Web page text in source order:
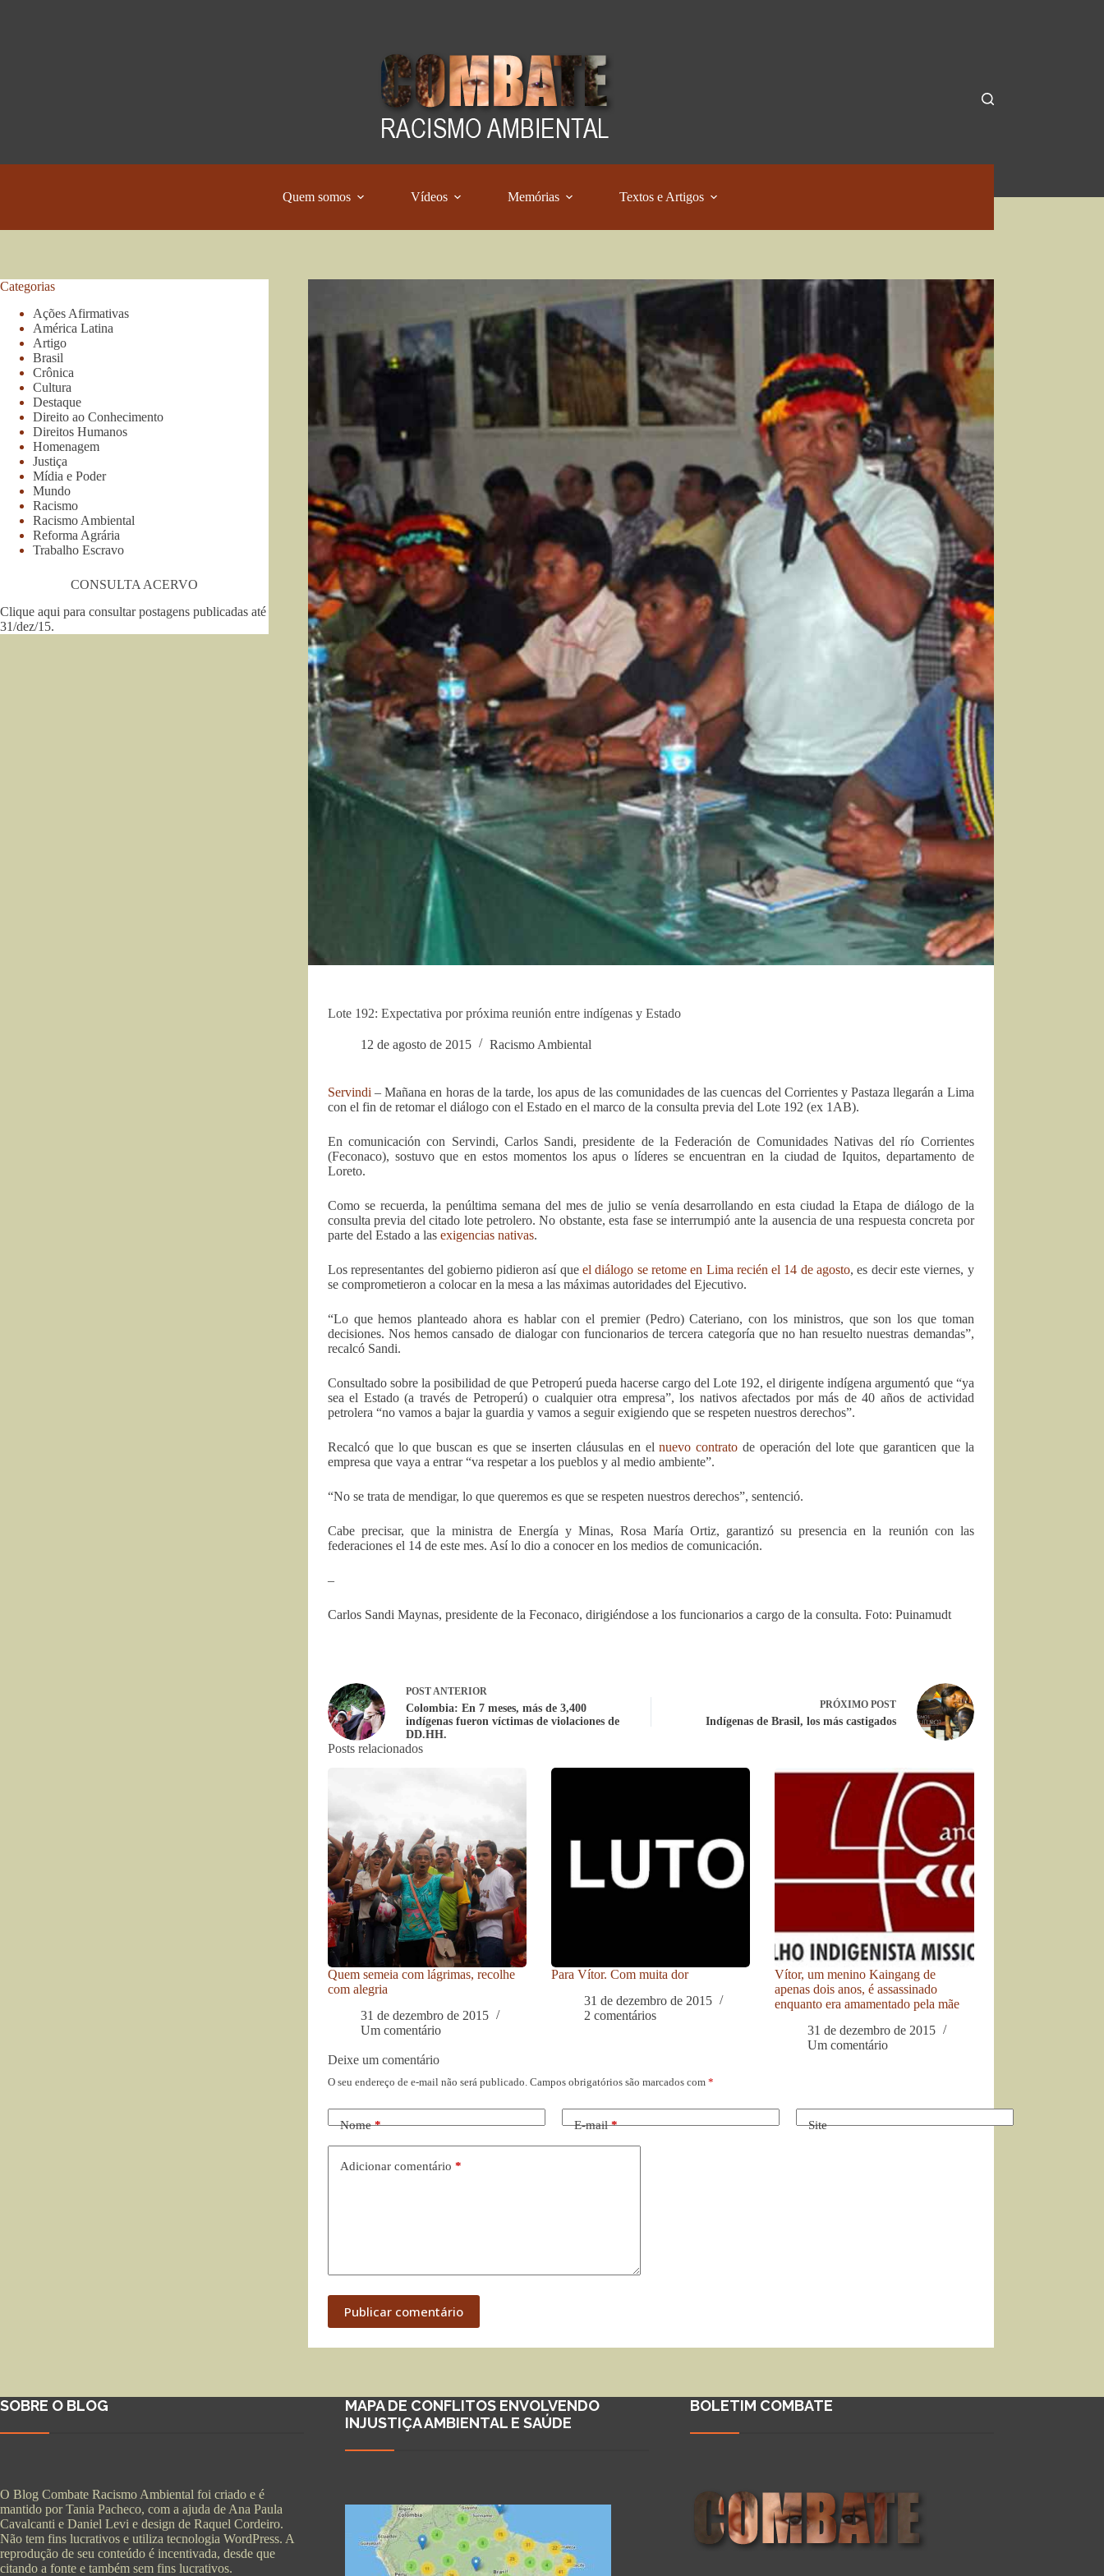
Quem somos Vídeos Memórias Textos e Artigos
Lote 192: Expectativa por próxima reunión entre indígenas y Estado
12 de agosto de 2015 Racismo Ambiental
Servindi – Mañana en horas de la tarde, los apus de las comunidades de las cuencas del Corrientes y Pastaza llegarán a Lima
con el fin de retomar el diálogo con el Estado en el marco de la consulta previa del Lote 192 (ex 1AB).
En comunicación con Servindi, Carlos Sandi, presidente de la Federación de Comunidades Nativas del río Corrientes
(Feconaco), sostuvo que en estos momentos los apus o líderes se encuentran en la ciudad de Iquitos, departamento de
Loreto.
Como se recuerda, la penúltima semana del mes de julio se venía desarrollando en esta ciudad la Etapa de diálogo de la
consulta previa del citado lote petrolero. No obstante, esta fase se interrumpió ante la ausencia de una respuesta concreta por
parte del Estado a las exigencias nativas.
Los representantes del gobierno pidieron así queel diálogo se retome en Lima recién el 14 de agosto, es decir este viernes, y
se comprometieron a colocar en la mesa a las máximas autoridades del Ejecutivo.
“Lo que hemos planteado ahora es hablar con el premier (Pedro) Cateriano, con los ministros, que son los que toman
decisiones. Nos hemos cansado de dialogar con funcionarios de tercera categoría que no han resuelto nuestras demandas”,
recalcó Sandi.
Consultado sobre la posibilidad de que Petroperú pueda hacerse cargo del Lote 192, el dirigente indígena argumentó que “ya
sea el Estado (a través de Petroperú) o cualquier otra empresa”, los nativos afectados por más de 40 años de actividad
petrolera “no vamos a bajar la guardia y vamos a seguir exigiendo que se respeten nuestros derechos”.
Recalcó que lo que buscan es que se inserten cláusulas en elnuevo contrato de operación del lote que garanticen que la
empresa que vaya a entrar “va respetar a los pueblos y al medio ambiente”.
“No se trata de mendigar, lo que queremos es que se respeten nuestros derechos”, sentenció.
Cabe precisar, que la ministra de Energía y Minas, Rosa María Ortiz, garantizó su presencia en la reunión con las
federaciones el 14 de este mes. Así lo dio a conocer en los medios de comunicación.
–
Carlos Sandi Maynas, presidente de la Feconaco, dirigiéndose a los funcionarios a cargo de la consulta. Foto: Puinamudt
POSTANTERIOR
Colombia: En 7 meses, más de 3,400
indígenas fueron víctimas de violaciones de
DD.HH.
PRÓXIMO POST
Indígenas de Brasil, los más castigados
Posts relacionados
Quem semeia com lágrimas, recolhe
com alegria
31 de dezembro de 2015
Um comentário
Para Vítor. Com muita dor
31 de dezembro de 2015
2 comentários
Vítor, um menino Kaingang de
apenas dois anos, é assassinado
enquanto era amamentado pela mãe
31 de dezembro de 2015
Um comentário
Deixe um comentário
O seu endereço de e-mail não será publicado. Campos obrigatórios são marcados com *
Nome* E-mail* Site
Adicionar comentário *
Publicar comentário
Categorias
Ações Afirmativas
América Latina
Artigo
Brasil
Crônica
Cultura
Destaque
Direito ao Conhecimento
Direitos Humanos
Homenagem
Justiça
Mídia e Poder
Mundo
Racismo
Racismo Ambiental
Reforma Agrária
Trabalho Escravo
CONSULTA ACERVO
Clique aqui para consultar postagens publicadas até
31/dez/15.
SOBRE O BLOG
O Blog Combate Racismo Ambiental foi criado e é
mantido por Tania Pacheco, com a ajuda de Ana Paula
Cavalcanti e Daniel Levi e design de Raquel Cordeiro.
Não tem fins lucrativos e utiliza tecnologia WordPress. A
reprodução de seu conteúdo é incentivada, desde que
citando a fonte e também sem fins lucrativos.
MAPA DE CONFLITOS ENVOLVENDO
INJUSTIÇA AMBIENTAL E SAÚDE
BOLETIM COMBATE